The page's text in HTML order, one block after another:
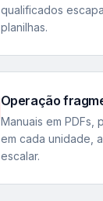
qualificados
planilhas.
Operação
Manuais em PDFs,
em cada unidade,
escalar.